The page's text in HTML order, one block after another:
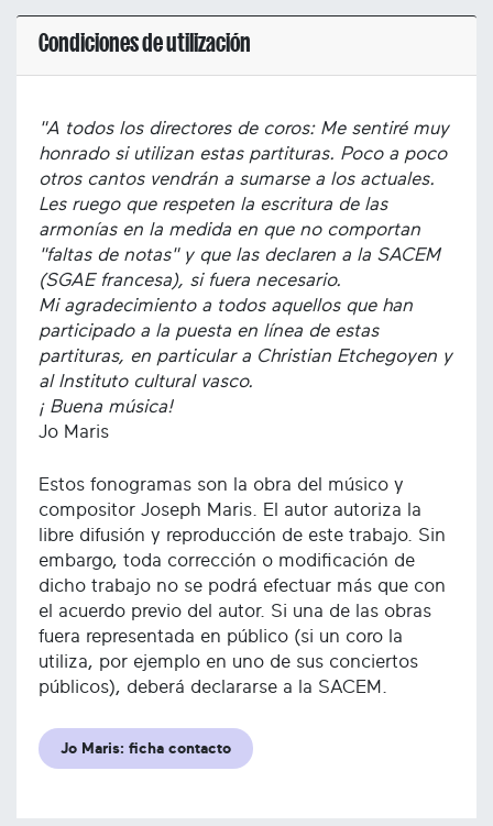
Condiciones de utilización
"A todos los directores de coros: Me sentiré muy
honrado si utilizan estas partituras. Poco a poco
otros cantos vendrán a sumarse a los actuales.
Les ruego que respeten la escritura de las
armonías en la medida en que no comportan
"faltas de notas" y que las declaren a la SACEM
(SGAE francesa), si fuera necesario.
Mi agradecimiento a todos aquellos que han
participado a la puesta en línea de estas
partituras, en particular a Christian Etchegoyen y
al Instituto cultural vasco.
¡ Buena música!
Jo Maris
Estos fonogramas son la obra del músico y
compositor Joseph Maris. El autor autoriza la
libre difusión y reproducción de este trabajo. Sin
embargo, toda corrección o modificación de
dicho trabajo no se podrá efectuar más que con
el acuerdo previo del autor. Si una de las obras
fuera representada en público (si un coro la
utiliza, por ejemplo en uno de sus conciertos
públicos), deberá declararse a la SACEM.
Jo Maris: ficha contacto